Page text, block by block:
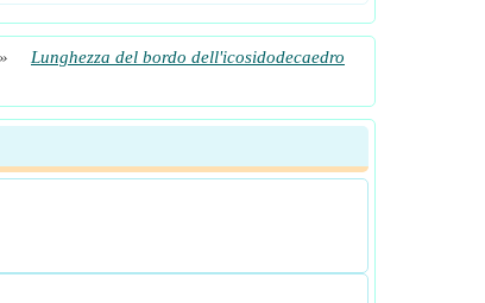
»
Lunghezza del bordo dell'icosidodecaedro